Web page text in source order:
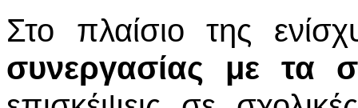
Στο πλαίσιο της
συνεργασίας με τα